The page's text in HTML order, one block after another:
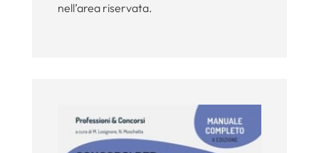
nell’area riservata.